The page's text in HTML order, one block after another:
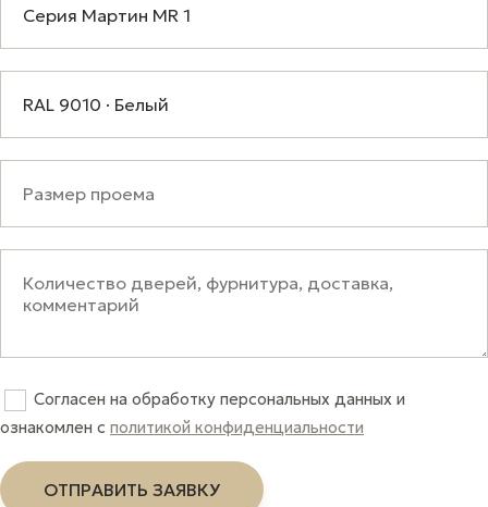
Согласен на обработку персональных данных и
ознакомлен c политикой конфиденциальности